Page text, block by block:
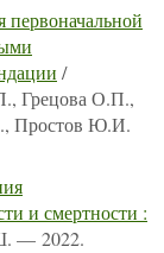
/
Грецова О.П.,
Простов Ю.И.
и смертности :
— 2022.